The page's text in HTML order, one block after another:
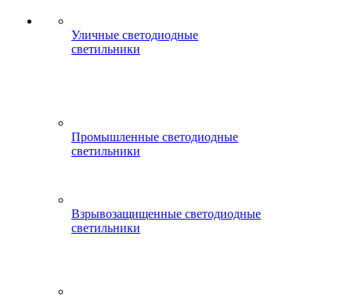
Уличные светодиодные
светильники
Промышленные светодиодные
светильники
Взрывозащищенные светодиодные
светильники